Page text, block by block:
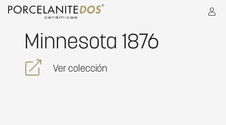
Minnesota 1876
Ver colección